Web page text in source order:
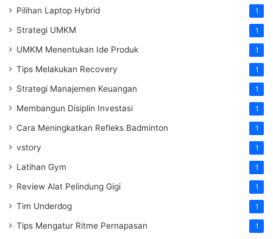
Pilihan Laptop Hybrid 1
Strategi UMKM 1
UMKM Menentukan Ide Produk 1
Tips Melakukan Recovery 1
Strategi Manajemen Keuangan 1
Membangun Disiplin Investasi 1
Cara Meningkatkan Refleks Badminton 1
vstory 1
Latihan Gym 1
Review Alat Pelindung Gigi 1
Tim Underdog 1
Tips Mengatur Ritme Pernapasan 1